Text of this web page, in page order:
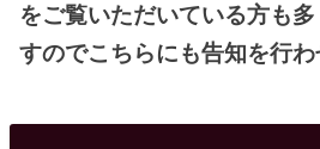
をご覧いただいている方も
すのでこちらにも告知を行わ